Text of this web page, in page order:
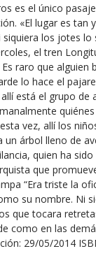
es el único
«El lugar es tan
los jotes lo
el tren
raro que alguien
lo hace el
está el grupo de
vez, allí los
un árbol lleno de
quien ha
que
“Era triste la
su nombre. Ni
que tocara
como en las
29/05/2014